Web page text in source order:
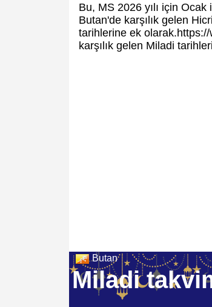
Bu, MS 2026 yılı için
Butan'de karşılık gelen
tarihlerine ek
karşılık gelen Miladi
Butan
Miladi